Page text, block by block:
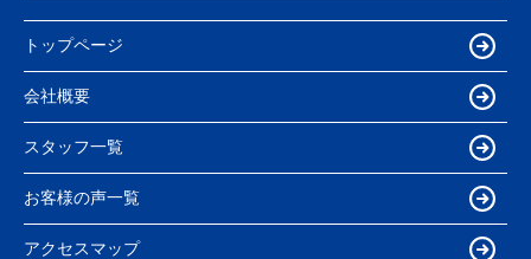
トップページ
会社概要
スタッフ一覧
お客様の声一覧
アクセスマップ